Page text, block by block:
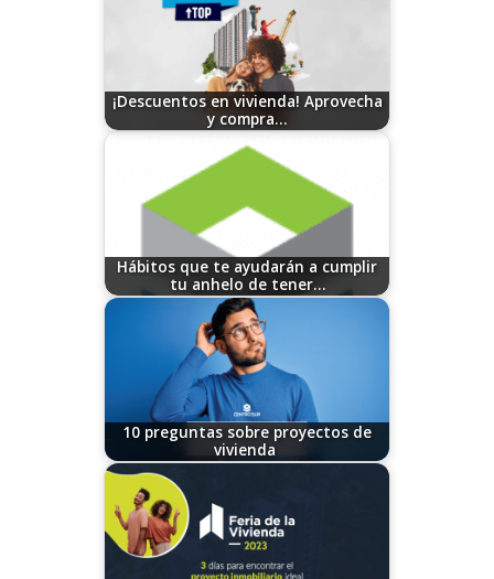
¡Descuentos en vivienda! Aprovecha
y compra…
08/04/2023
Hábitos que te ayudarán a cumplir
tu anhelo de tener…
08/11/2023
10 preguntas sobre proyectos de
vivienda